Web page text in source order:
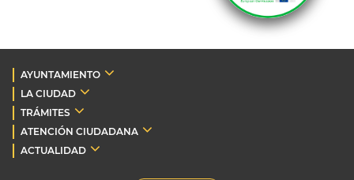
AYUNTAMIENTO
LA CIUDAD
TRÁMITES
ATENCIÓN CIUDADANA
ACTUALIDAD